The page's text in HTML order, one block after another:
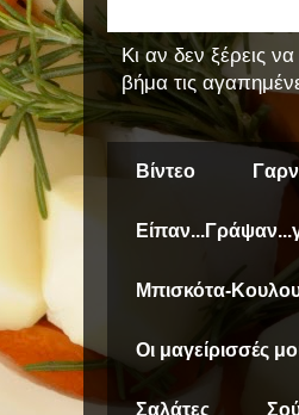
Κι αν δεν ξέρεις
βήμα τις
Βίντεο
Μπισκότα-
Οι μαγείρισσές
Σαλάτες